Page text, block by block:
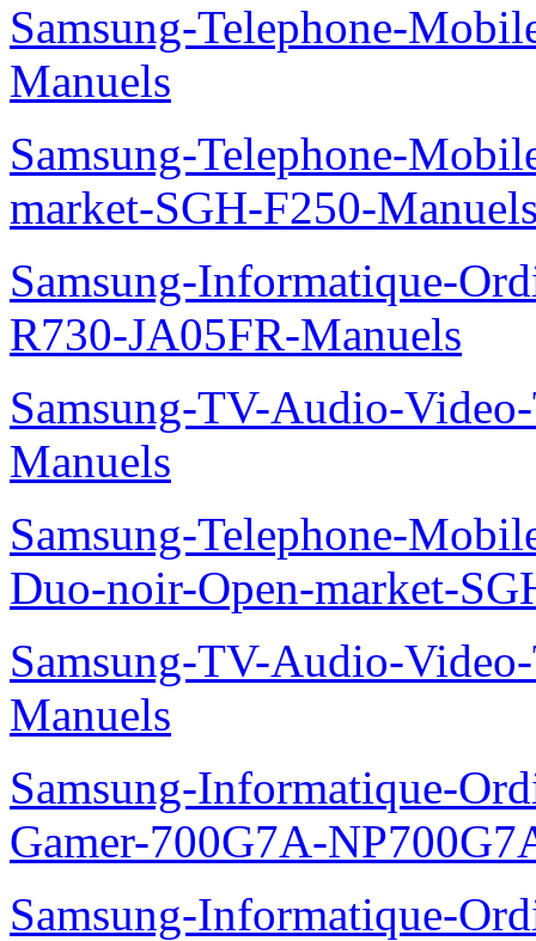
Samsung-Telephone-
Manuels
Samsung-Telephone-
market-SGH-F250-
Samsung-Informatique-
R730-JA05FR-Manuels
Samsung-TV-Audio-
Manuels
Samsung-Telephone-
Duo-noir-Open-market-
Samsung-TV-Audio-
Manuels
Samsung-Informatique-
Gamer-700G7A-
Samsung-Informatique-